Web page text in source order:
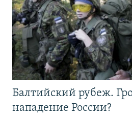
Балтийский рубеж.
нападение России?